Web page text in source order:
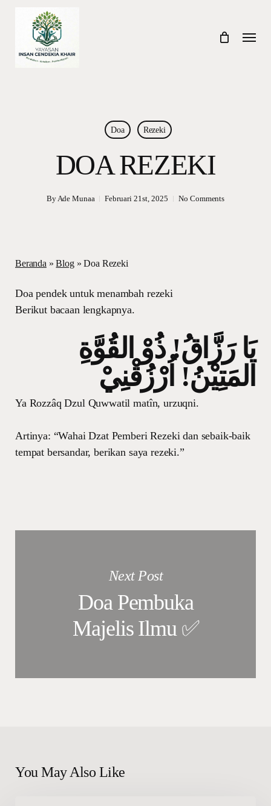
content
Menu
Doa Rezeki
DOA REZEKI
ByAde Munaa Februari 21st, 2025 No Comments
Beranda »Blog»Doa Rezeki
Doa pendek untuk menambah rezeki
Berikut bacaan lengkapnya.
يَا رَزَّاقُ! ذُوْ القُوَّةِ
المَتِيْنُ! اُرْزُقْنِيْ
Ya Rozzâq Dzul Quwwatil matîn, urzuqni.
Artinya: “Wahai Dzat Pemberi Rezeki dan sebaik-baik
tempat bersandar, berikan saya rezeki.”
Next Post
Doa Pembuka
Majelis Ilmu ✅
You May Also Like